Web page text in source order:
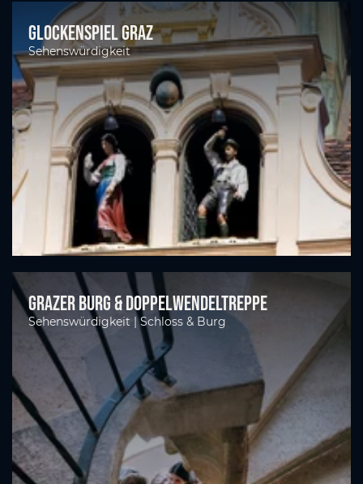
Glockenspiel Graz
Sehenswürdigkeit
Grazer Burg & Doppelwendeltreppe
Sehenswürdigkeit | Schloss & Burg